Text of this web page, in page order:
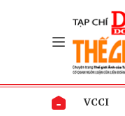
VCCI